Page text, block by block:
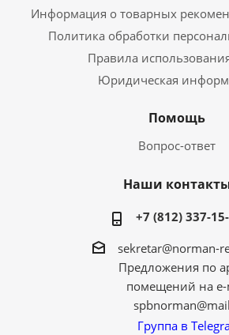
Информация о товарных
Политика обработки
Правила
Юридическая
Помощь
Вопрос-ответ
Наши
+7 (812) 337-
sekretar@norman-
Предложения по
помещений на e-
Группа в